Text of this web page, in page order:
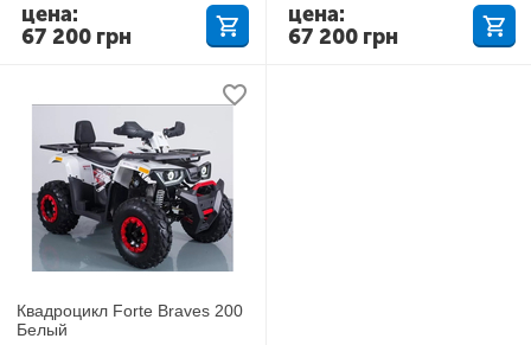
67 200 грн
цена:
67 200 грн
цена:
Квадроцикл Forte Braves 200
Белый